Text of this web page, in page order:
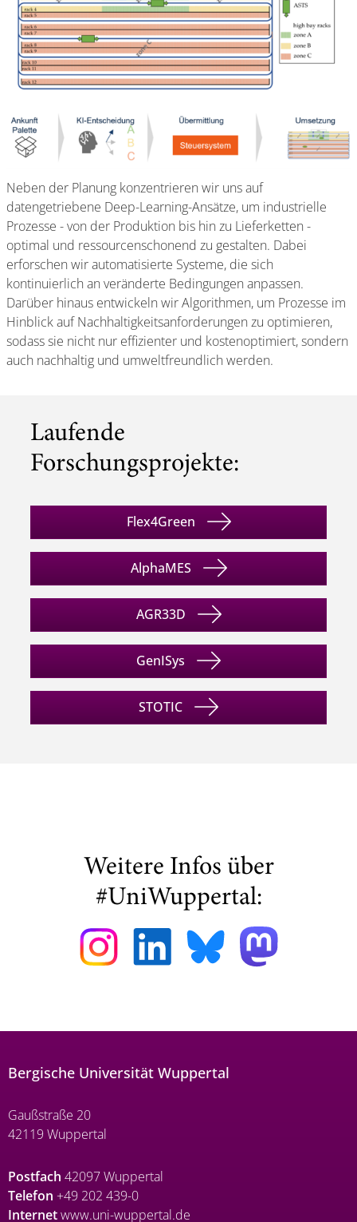
Neben der Planung konzentrieren wir uns auf
datengetriebene Deep-Learning-Ansätze, um industrielle
Prozesse - von der Produktion bis hin zu Lieferketten -
optimal und ressourcenschonend zu gestalten. Dabei
erforschen wir automatisierte Systeme, die sich
kontinuierlich an veränderte Bedingungen anpassen.
Darüber hinaus entwickeln wir Algorithmen, um Prozesse im
Hinblick auf Nachhaltigkeitsanforderungen zu optimieren,
sodass sie nicht nur effizienter und kostenoptimiert, sondern
auch nachhaltig und umweltfreundlich werden.
Laufende
Forschungsprojekte:
Flex4Green
AlphaMES
AGR33D
GenISys
STOTIC
Weitere Infos über
#UniWuppertal:
Bergische Universität Wuppertal
Gaußstraße 20
42119 Wuppertal
Postfach 42097 Wuppertal
Telefon +49 202 439-0
Internetwww.uni-wuppertal.de